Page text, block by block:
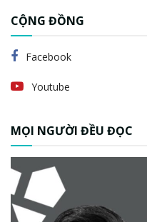
CỘNG ĐỒNG
Facebook
Youtube
MỌI NGƯỜI ĐỀU ĐỌC